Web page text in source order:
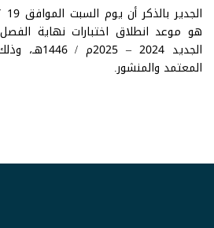
هو موعد انطلاق اختبارات نهاية
الجديد 2024
المعتمد والمنشور.